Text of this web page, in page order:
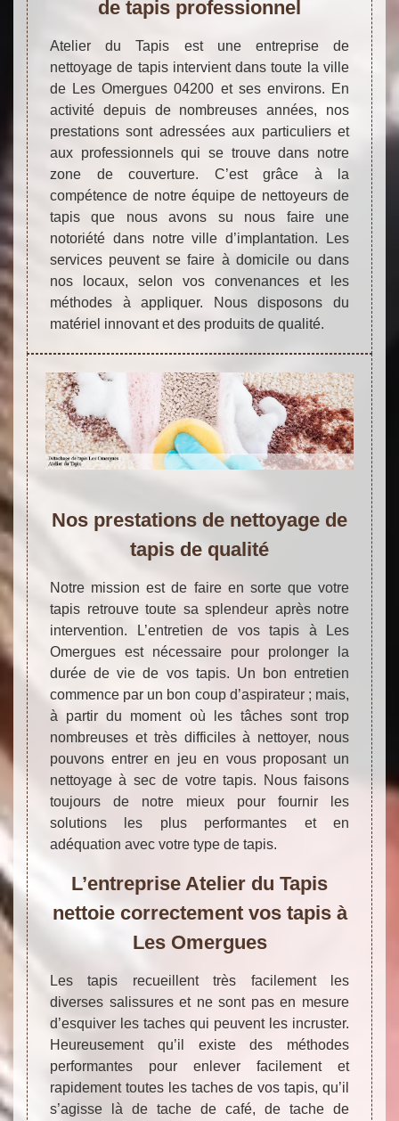
de tapis professionnel
Atelier du Tapis est une entreprise de
nettoyage de tapis intervient dans toute la ville
de Les Omergues 04200 et ses environs. En
activité depuis de nombreuses années, nos
prestations sont adressées aux particuliers et
aux professionnels qui se trouve dans notre
zone de couverture. C’est grâce à la
compétence de notre équipe de nettoyeurs de
tapis que nous avons su nous faire une
notoriété dans notre ville d’implantation. Les
services peuvent se faire à domicile ou dans
nos locaux, selon vos convenances et les
méthodes à appliquer. Nous disposons du
matériel innovant et des produits de qualité.
Nos prestations de nettoyage de
tapis de qualité
Notre mission est de faire en sorte que votre
tapis retrouve toute sa splendeur après notre
intervention. L’entretien de vos tapis à Les
Omergues est nécessaire pour prolonger la
durée de vie de vos tapis. Un bon entretien
commence par un bon coup d’aspirateur ; mais,
à partir du moment où les tâches sont trop
nombreuses et très difficiles à nettoyer, nous
pouvons entrer en jeu en vous proposant un
nettoyage à sec de votre tapis. Nous faisons
toujours de notre mieux pour fournir les
solutions les plus performantes et en
adéquation avec votre type de tapis.
L’entreprise Atelier du Tapis
nettoie correctement vos tapis à
Les Omergues
Les tapis recueillent très facilement les
diverses salissures et ne sont pas en mesure
d’esquiver les taches qui peuvent les incruster.
Heureusement qu’il existe des méthodes
performantes pour enlever facilement et
rapidement toutes les taches de vos tapis, qu’il
s’agisse là de tache de café, de tache de